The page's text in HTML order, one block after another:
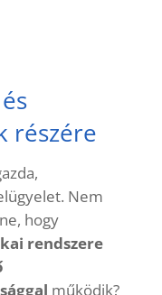
részére
Nem
hogy
rendszere
működik?